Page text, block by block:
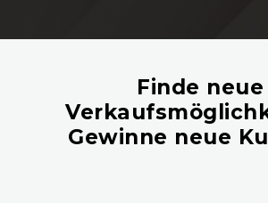
Finde neue
Gewinne neue